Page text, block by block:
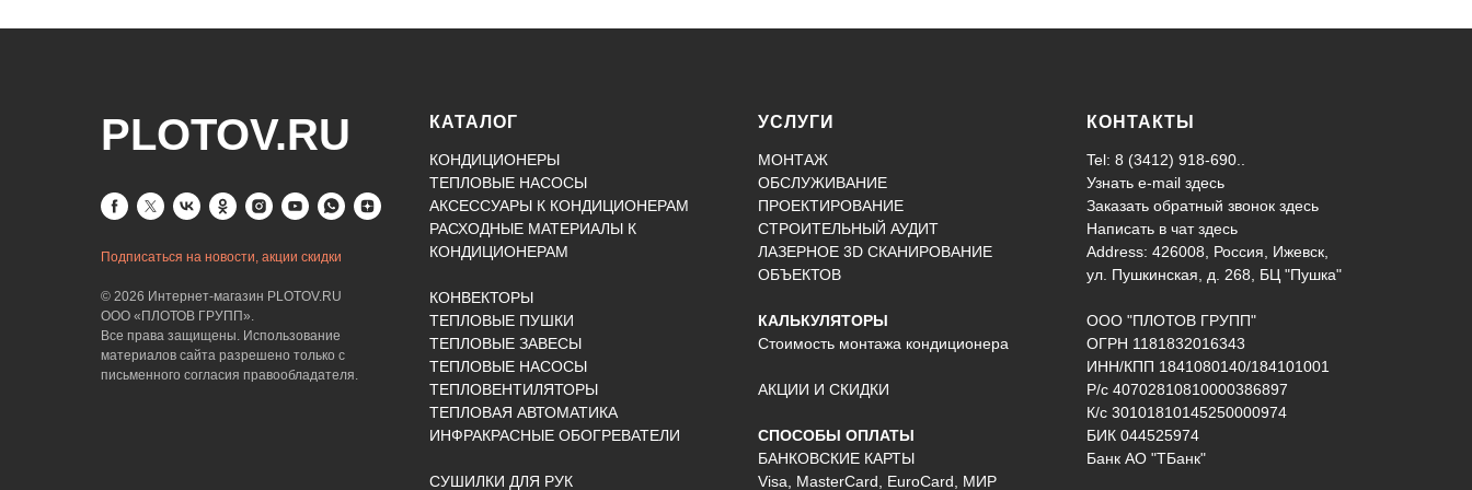
PLOTOV.RU
Подписаться на новости, акции скидки
© 2026 Интернет-магазин PLOTOV.RU
ООО «ПЛОТОВ ГРУПП».
Все права защищены. Использование
материалов сайта разрешено только с
письменного согласия правообладателя.
КАТАЛОГ
КОНДИЦИОНЕРЫ
ТЕПЛОВЫЕ НАСОСЫ
АКСЕССУАРЫ К КОНДИЦИОНЕРАМ
РАСХОДНЫЕ МАТЕРИАЛЫ К
КОНДИЦИОНЕРАМ
КОНВЕКТОРЫ
ТЕПЛОВЫЕ ПУШКИ
ТЕПЛОВЫЕ ЗАВЕСЫ
ТЕПЛОВЫЕ НАСОСЫ
ТЕПЛОВЕНТИЛЯТОРЫ
ТЕПЛОВАЯ АВТОМАТИКА
ИНФРАКРАСНЫЕ ОБОГРЕВАТЕЛИ
СУШИЛКИ ДЛЯ РУК
УСЛУГИ
МОНТАЖ
ОБСЛУЖИВАНИЕ
ПРОЕКТИРОВАНИЕ
СТРОИТЕЛЬНЫЙ АУДИТ
ЛАЗЕРНОЕ 3D СКАНИРОВАНИЕ
ОБЪЕКТОВ
КАЛЬКУЛЯТОРЫ
Стоимость монтажа кондиционера
АКЦИИ И СКИДКИ
СПОСОБЫ ОПЛАТЫ
БАНКОВСКИЕ КАРТЫ
Visa, MasterCard, EuroCard, МИР
КОНТАКТЫ
Tel: 8 (3412) 918-690..
Узнать e-mail здесь
Заказать обратный звонок здесь
Написать в чатздесь
Address: 426008, Россия, Ижевск,
ул. Пушкинская, д. 268, БЦ "Пушка"
ООО "ПЛОТОВ ГРУПП"
ОГРН 1181832016343
ИНН/КПП 1841080140/184101001
Р/с 40702810810000386897
К/с 30101810145250000974
БИК 044525974
Банк АО "ТБанк"